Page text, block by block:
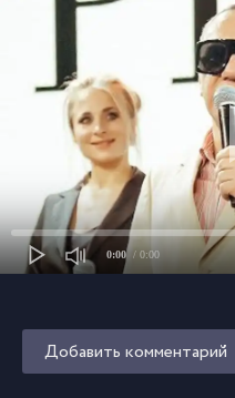
0:00 / 0:00
Добавить комментарий